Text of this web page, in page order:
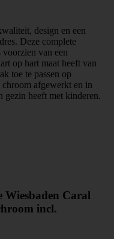
design en een
Deze complete
van een
op hart maat heeft van
toe te passen op
chroom afgewerkt en in
gezin heeft met kinderen.
Wiesbaden Caral
incl.